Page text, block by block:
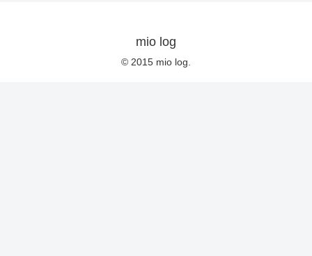
mio log
© 2015 mio log.